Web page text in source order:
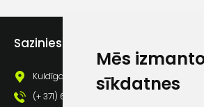
Mēs
sīkdatnes
Sazinies ar mums
Kuldīgas iela 69a, Saldus, Saldus nov., LV -
(+ 371) 63 881 186